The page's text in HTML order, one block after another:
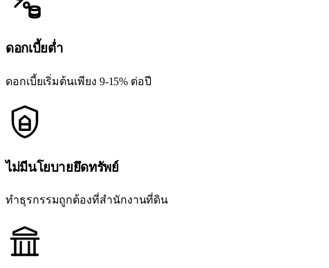
ดอกเบี้ยต่ำ
ดอกเบี้ยเริ่มต้นเพียง 9-15% ต่อปี
ไม่มีนโยบายยึดทรัพย์
ทำธุรกรรมถูกต้องที่สำนักงานที่ดิน